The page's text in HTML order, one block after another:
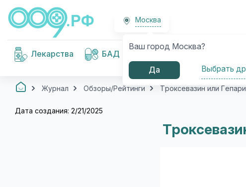
Москва
Ваш город Москва?
Да Выбрать
Лекарства БАД
Медицинские
изделия
Журнал Обзоры/Рейтинги Троксевазин или
Дата создания: 2/21/2025